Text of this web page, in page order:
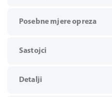
Posebne mjere opreza
Sastojci
Detalji